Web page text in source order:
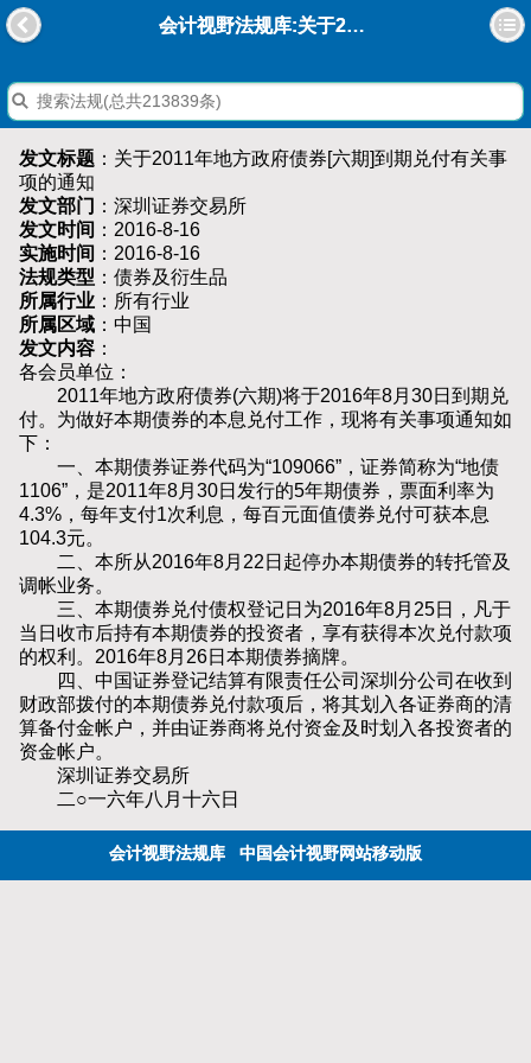
会计视野法规库:关于2011年地方政府债券[六期]到期兑付有关事项的通知
发文标题 ：关于2011年地方政府债券[六期]到期兑付有关事
项的通知
发文部门 ：深圳证券交易所
发文时间 ：2016-8-16
实施时间 ：2016-8-16
法规类型 ：债券及衍生品
所属行业 ：所有行业
所属区域 ：中国
发文内容 ：
各会员单位：
2011年地方政府债券(六期)将于2016年8月30日到期兑
付。为做好本期债券的本息兑付工作，现将有关事项通知如
下：
一、本期债券证券代码为“109066”，证券简称为“地债
1106”，是2011年8月30日发行的5年期债券，票面利率为
4.3%，每年支付1次利息，每百元面值债券兑付可获本息
104.3元。
二、本所从2016年8月22日起停办本期债券的转托管及
调帐业务。
三、本期债券兑付债权登记日为2016年8月25日，凡于
当日收市后持有本期债券的投资者，享有获得本次兑付款项
的权利。2016年8月26日本期债券摘牌。
四、中国证券登记结算有限责任公司深圳分公司在收到
财政部拨付的本期债券兑付款项后，将其划入各证券商的清
算备付金帐户，并由证券商将兑付资金及时划入各投资者的
资金帐户。
深圳证券交易所
二○一六年八月十六日
会计视野法规库 中国会计视野网站移动版